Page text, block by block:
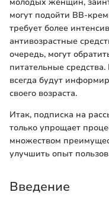
могут подойти BB-
требует более
антивозрастные
очередь, могут
питательные
всегда будут
своего возраста.
Итак, подписка на
только упрощает
множеством
улучшить опыт
Введение